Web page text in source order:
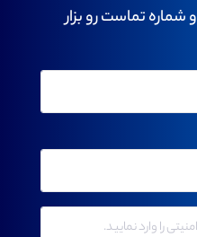
شماره تماست رو بزار